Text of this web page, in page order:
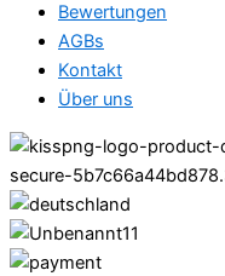
Bewertungen
AGBs
Kontakt
Über uns